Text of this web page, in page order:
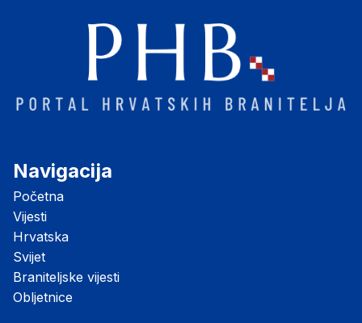
Navigacija
Početna
Vijesti
Hrvatska
Svijet
Braniteljske vijesti
Obljetnice